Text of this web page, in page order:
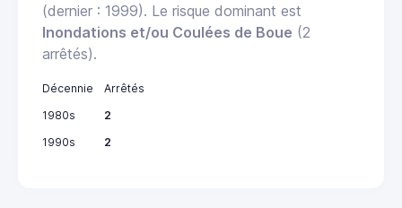
(dernier : 1999). Le risque dominant est
Inondations et/ou Coulées de Boue (2
arrêtés).
Décennie
Arrêtés
1980s
2
1990s
2